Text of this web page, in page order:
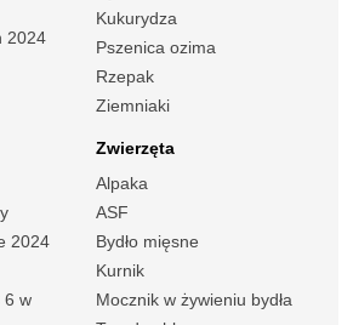
2024
Kukurydza
Pszenica ozima
Rzepak
Ziemniaki
2024
6 w
Zwierzęta
Alpaka
ASF
Bydło mięsne
Kurnik
Mocznik w żywieniu bydła